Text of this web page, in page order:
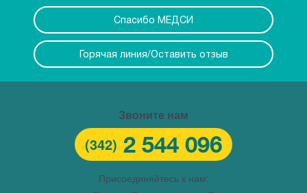
Спасибо МЕДСИ
Горячая линия/Оставить отзыв
Звоните нам
(342) 2 544 096
Присоединяйтесь к нам: